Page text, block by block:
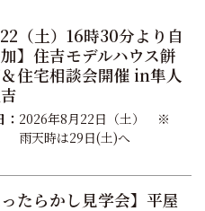
22（土）16時30分より自
】住吉モデルハウス餅
住宅相談会開催 in隼人
： 2026年8月22日（土） ※
雨天時は29日(土)へ
ったらかし見学会】平屋